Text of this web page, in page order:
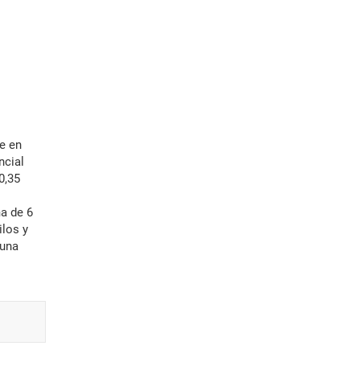
de 6
y